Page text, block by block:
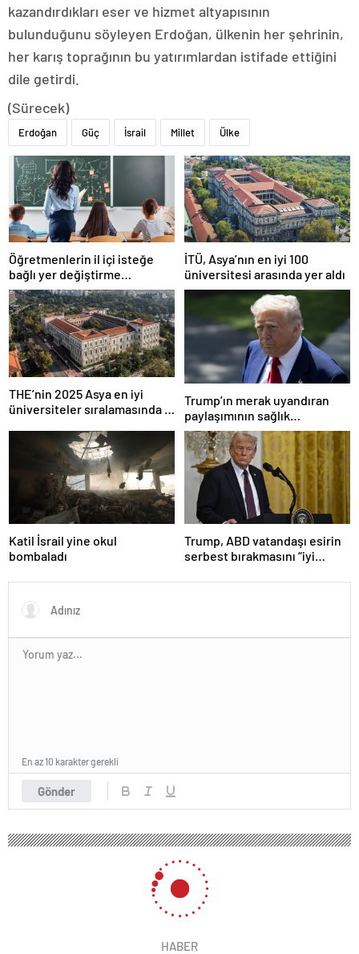
kazandırdıkları eser ve hizmet altyapısının
bulunduğunu söyleyen Erdoğan, ülkenin her şehrinin,
her karış toprağının bu yatırımlardan istifade ettiğini
dile getirdi.
(Sürecek)
Erdoğan Güç İsrail Millet Ülke
Öğretmenlerin il içi isteğe
bağlı yer değiştirme
başvuruları ne zaman?
İTÜ, Asya’nın en iyi 100
üniversitesi arasında yer aldı
THE’nin 2025 Asya en iyi
üniversiteler sıralamasında 4
Trump’ın merak uyandıran
paylaşımının sağlık
sistemiyle ilgili kararname
olduğu anlaşıldı
Katil İsrail yine okul
bombaladı
Trump, ABD vatandaşı esirin
serbest bırakmasını “iyi
olarak değerlendirdi
Gönder
En az 10 karakter gerekli
HABER